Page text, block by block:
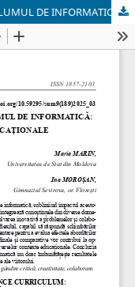
TRANSDISCIPLINARITATEA ÎN CURRICULUMUL DE INFORMATICĂ: ABORDĂRI ȘI PERSPECTIVE EDUCAȚIONALE